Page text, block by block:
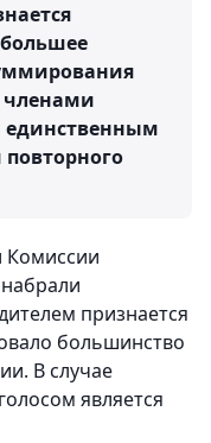
членами
Комиссии
признается
большинство
В случае
является